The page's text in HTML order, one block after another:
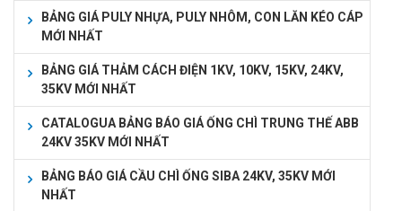
BẢNG GIÁ PULY NHỰA, PULY NHÔM, CON LĂN KÉO CÁP
MỚI NHẤT
BẢNG GIÁ THẢM CÁCH ĐIỆN 1KV, 10KV, 15KV, 24KV,
35KV MỚI NHẤT
CATALOGUA BẢNG BÁO GIÁ ỐNG CHÌ TRUNG THẾ ABB
24KV 35KV MỚI NHẤT
BẢNG BÁO GIÁ CẦU CHÌ ỐNG SIBA 24KV, 35KV MỚI
NHẤT